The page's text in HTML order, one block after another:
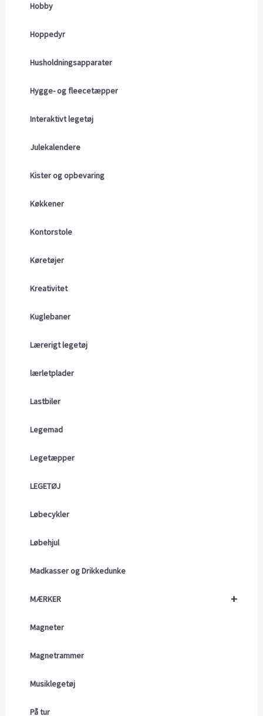
Hobby
Hoppedyr
Husholdningsapparater
Hygge- og fleecetæpper
Interaktivt legetøj
Julekalendere
Kister og opbevaring
Køkkener
Kontorstole
Køretøjer
Kreativitet
Kuglebaner
Lærerigt legetøj
lærletplader
Lastbiler
Legemad
Legetæpper
LEGETØJ
Løbecykler
Løbehjul
Madkasser og Drikkedunke
+
MÆRKER
Magneter
Magnetrammer
Musiklegetøj
På tur